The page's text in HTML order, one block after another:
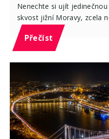
Nenechte si ujít
skvost jižní Moravy, zcela
Přečíst